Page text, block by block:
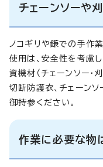
チェーンソーや
ノコギリや鎌での手作
使用は、安全性を考慮し
資機材（チェーンソー・
切断防護衣、チェーン
御持参ください。
作業に必要な物